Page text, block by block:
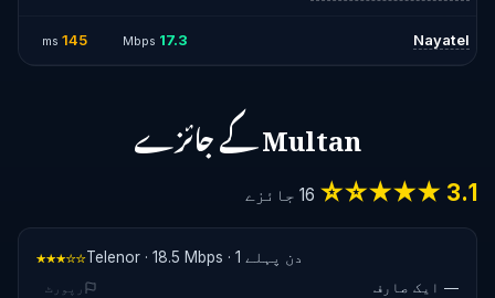
Nayatel
17.3
Mbps
145
ms
Multan کے جائزے
3.1 ★★★☆☆
★★★☆☆ Telenor · 18.5 Mbps · 1 دن پہلے
— ایک صارف رپورٹ